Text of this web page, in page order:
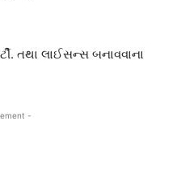
તથા લાઈસન્સ બનાવવાના
-